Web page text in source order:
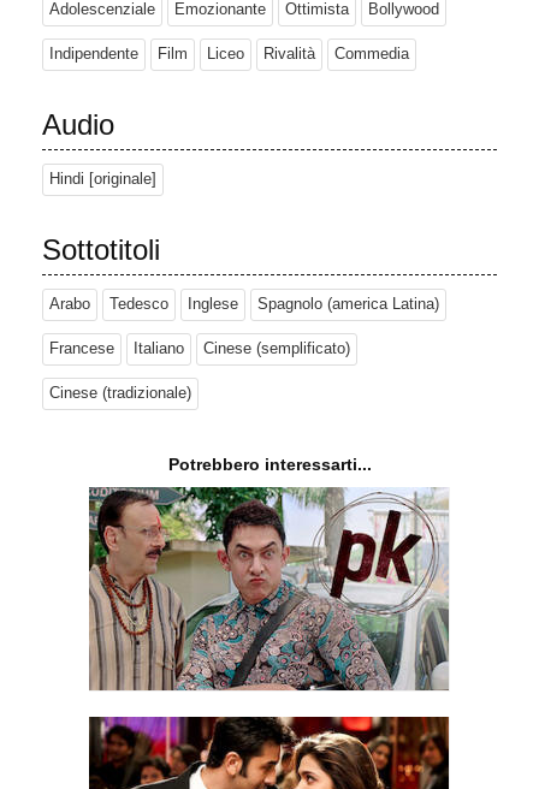
Adolescenziale Emozionante Ottimista Bollywood
Indipendente Film Liceo Rivalità Commedia
Audio
Hindi [originale]
Sottotitoli
Arabo Tedesco Inglese Spagnolo (america Latina)
Francese Italiano Cinese (semplificato)
Cinese (tradizionale)
Potrebbero interessarti...